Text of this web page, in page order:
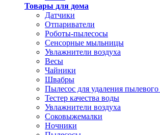
Товары для дома
Датчики
Отпариватели
Роботы-пылесосы
Сенсорные мыльницы
Увлажнители воздуха
Весы
Чайники
Швабры
Пылесос для удаления
Тестер качества воды
Увлажнители воздуха
Соковыжемалки
Ночники